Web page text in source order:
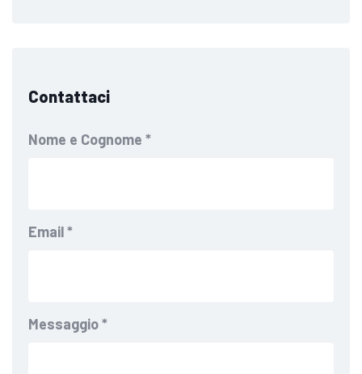
Contattaci
Nome e Cognome *
Email*
Messaggio*